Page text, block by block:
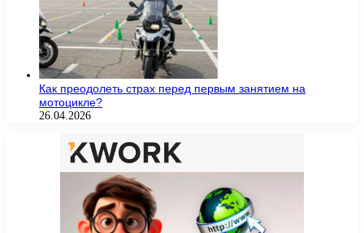
Как преодолеть страх перед первым занятием на
мотоцикле?
26.04.2026